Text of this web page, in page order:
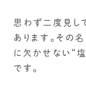
思わず二度見し
あります。その
に欠かせない“塩
です。